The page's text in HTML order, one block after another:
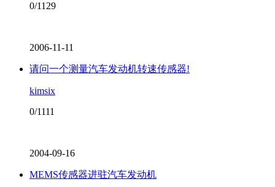
0/1129
2006-11-11
请问一个测量汽车发动机转速传感器!
kimsix
0/1111
2004-09-16
MEMS传感器进驻汽车发动机